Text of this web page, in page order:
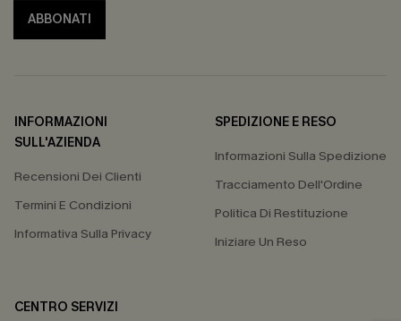
ABBONATI
INFORMAZIONI
SULL'AZIENDA
Recensioni Dei Clienti
Termini E Condizioni
Informativa Sulla Privacy
SPEDIZIONE E RESO
Informazioni Sulla Spedizione
Tracciamento Dell'Ordine
Politica Di Restituzione
Iniziare Un Reso
CENTRO SERVIZI